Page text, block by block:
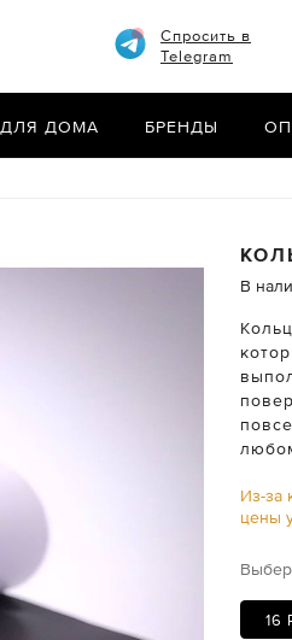
Спросить в
Telegram
ДЛЯ ДОМА БРЕНДЫ
В
Из-за
цены
16